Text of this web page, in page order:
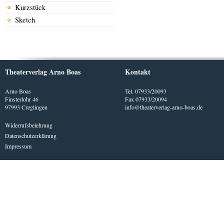
Kurzstück
Sketch
Theaterverlag Arno Boas
Arno Boas
Finsterlohr 46
97993 Creglingen
Widerrufsbelehrung
Datenschutzerklärung
Impressum
Kontakt
Tel. 07933/20093
Fax 07933/20094
info@theaterverlag-arno-boas.de